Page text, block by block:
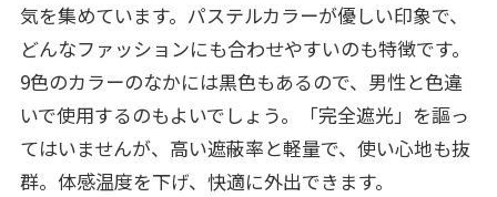
気を集めています。パステルカラーが優しい印象で、
どんなファッションにも合わせやすいのも特徴です。
9色のカラーのなかには黒色もあるので、男性と色違
いで使用するのもよいでしょう。「完全遮光」を謳っ
てはいませんが、高い遮蔽率と軽量で、使い心地も抜
群。体感温度を下げ、快適に外出できます。